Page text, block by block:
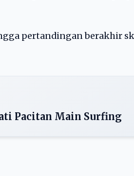
pertandingan berakhir
Pacitan Main Surfing